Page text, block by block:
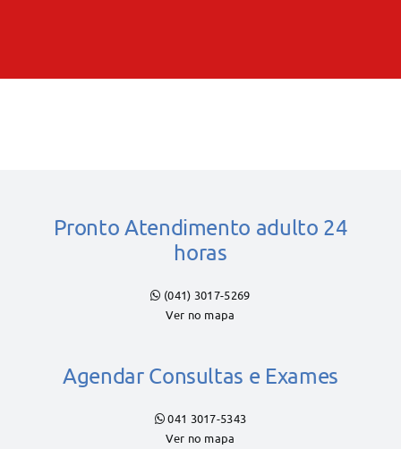
Pronto Atendimento adulto 24
horas
(041) 3017-5269
Ver no mapa
Agendar Consultas e Exames
041 3017-5343
Ver no mapa